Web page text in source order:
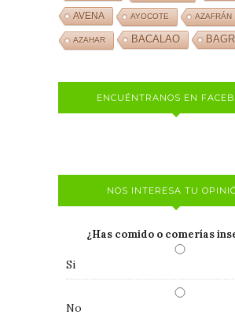
AVENA AYOCOTE AZAFRÁN
AZAHAR BACALAO
ENCUÉNTRANOS EN
NOS INTERESA TU
¿Has comido o comerías
Si
No